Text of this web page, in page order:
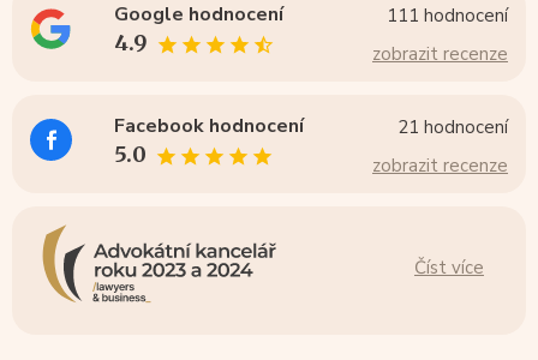
Google hodnocení
4.9
111 hodnocení
zobrazit recenze
Facebook hodnocení
5.0
21 hodnocení
zobrazit recenze
Číst více